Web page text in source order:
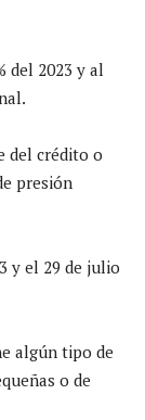
del 2023 y al
del crédito o
presión
y el 29 de julio
algún tipo de
o de